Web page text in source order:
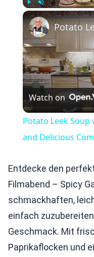
Unmute
Watch on
Potato Leek Soup
and Delicious
Entdecke den
Filmabend – Spicy
schmackhaften,
einfach
Geschmack. Mit
Paprikaflocken und